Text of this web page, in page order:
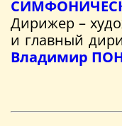
Дирижер –
и главный
Владимир